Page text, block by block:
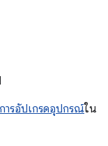
รอัปเกรดอุปกรณ์ใน